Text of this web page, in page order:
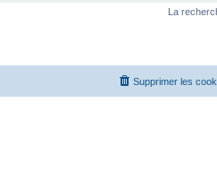
La
Supprimer les